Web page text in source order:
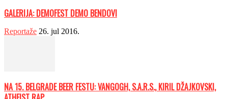
GALERIJA: DEMOFEST DEMO BENDOVI
Reportaže 26. jul 2016.
NA 15. BELGRADE BEER FESTU: VANGOGH, S.A.R.S., KIRIL DŽAJKOVSKI,